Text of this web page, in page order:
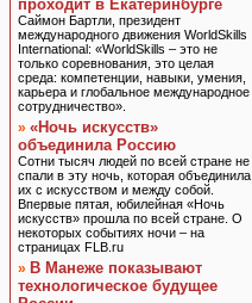
проходит в Екатеринбурге
Саймон Бартли, президент
международного движения WorldSkills
International: «WorldSkills – это не
только соревнования, это целая
среда: компетенции, навыки, умения,
карьера и глобальное международное
сотрудничество».
» «Ночь искусств»
объединила Россию
Сотни тысяч людей по всей стране не
спали в эту ночь, которая объединила
их с искусством и между собой.
Впервые пятая, юбилейная «Ночь
искусств» прошла по всей стране. О
некоторых событиях ночи – на
страницах FLB.ru
» В Манеже показывают
технологическое будущее